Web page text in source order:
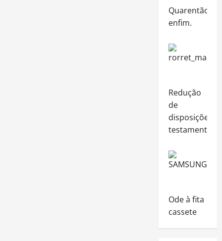
Quarentão,
enfim.
Redução
de
disposições
Ode à fita
cassete